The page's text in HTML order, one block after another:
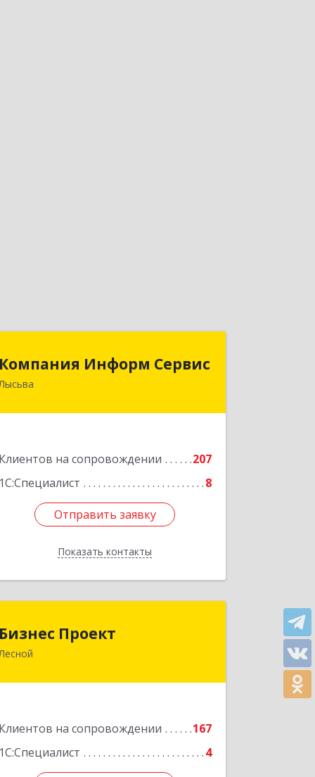
Компания Информ Сервис
Лысьва
Клиентов на сопровождении
207
1С:Специалист
8
Отправить заявку
Показать контакты
Компания Информ Сервис
618909, Пермский край, Лысьва г,
Отправить заявку
Назад
Бизнес Проект
Лесной
Клиентов на сопровождении
167
1С:Специалист
4
624200, Свердловская обл, Лесной г,